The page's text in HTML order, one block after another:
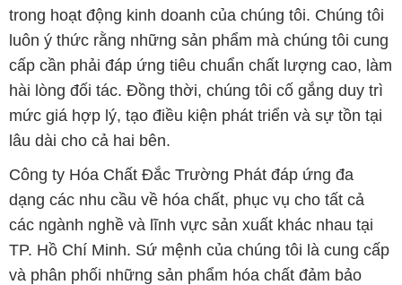
trong hoạt động kinh doanh của chúng tôi. Chúng tôi
luôn ý thức rằng những sản phẩm mà chúng tôi cung
cấp cần phải đáp ứng tiêu chuẩn chất lượng cao, làm
hài lòng đối tác. Đồng thời, chúng tôi cố gắng duy trì
mức giá hợp lý, tạo điều kiện phát triển và sự tồn tại
lâu dài cho cả hai bên.
Công ty Hóa Chất Đắc Trường Phát đáp ứng đa
dạng các nhu cầu về hóa chất, phục vụ cho tất cả
các ngành nghề và lĩnh vực sản xuất khác nhau tại
TP. Hồ Chí Minh. Sứ mệnh của chúng tôi là cung cấp
và phân phối những sản phẩm hóa chất đảm bảo